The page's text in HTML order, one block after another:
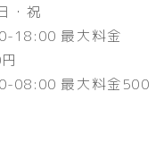
・祝
18:00 最大料金
08:00 最大料金500